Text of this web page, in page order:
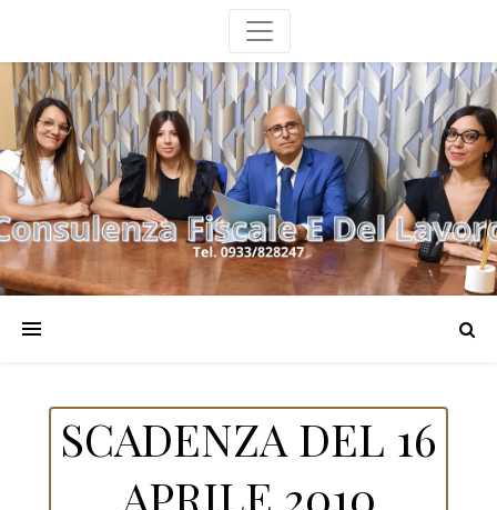
SCADENZA DEL 16
APRILE 2010